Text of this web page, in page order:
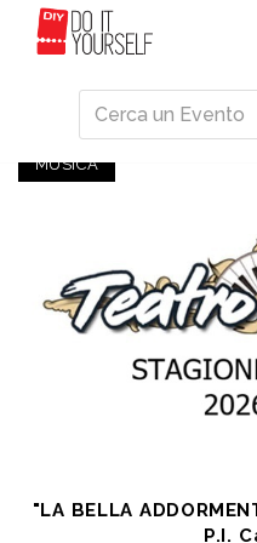
Eventi
MUSICA
"LA BELLA
P.I.